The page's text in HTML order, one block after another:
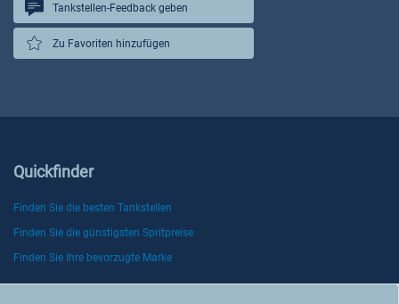
Tankstellen-Feedback geben
Zu Favoriten hinzufügen
Quickfinder
Finden Sie die besten Tankstellen
Finden Sie die günstigsten Spritpreise
Finden Sie Ihre bevorzugte Marke